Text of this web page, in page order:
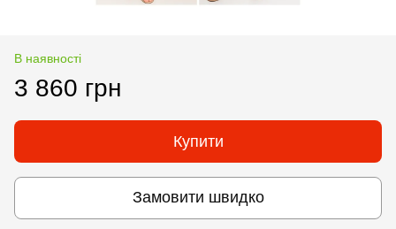
В наявності
3 860 грн
Купити
Замовити швидко